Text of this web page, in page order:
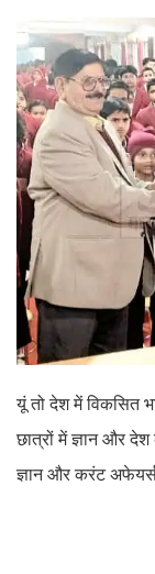
यूं तो देश में विकसित
छात्रों में ज्ञान और
ज्ञान और करंट